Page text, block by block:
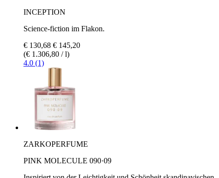
INCEPTION
Science-fiction im Flakon.
€ 130,68 € 145,20
(€ 1.306,80 / l)
4.0 (1)
ZARKOPERFUME
PINK MOLECULE 090·09